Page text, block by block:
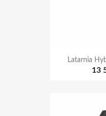
Latarnia
13